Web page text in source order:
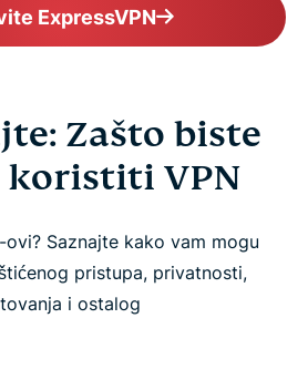
ExpressVPN
Zašto biste
VPN
ovi? Saznajte kako vam mogu
pristupa, privatnosti,
i ostalog